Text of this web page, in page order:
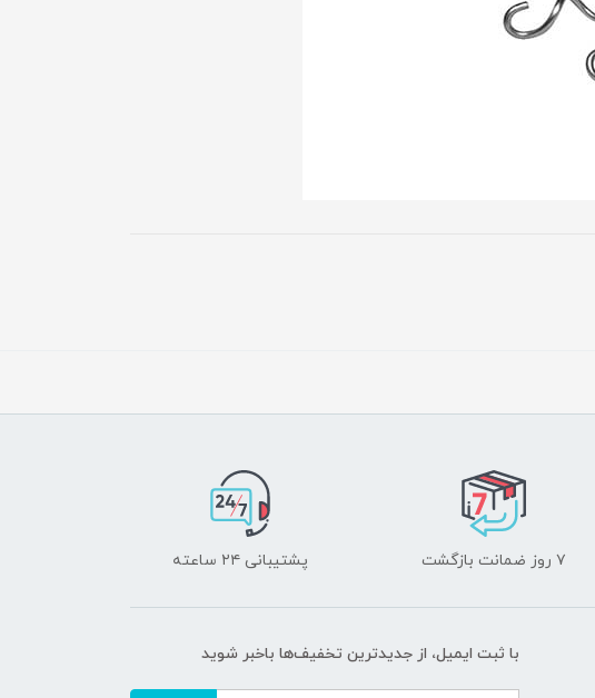
۷ روز ضمانت بازگشت پشتیبانی ۲۴ ساعته
با ثبت ایمیل، از جدید‌ترین تخفیف‌ها با‌خبر شوید